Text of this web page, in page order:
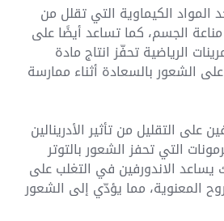
المواد الكيماوية التي تقلل من
مناعة الجسم، كما تساعد أيضًا على
الرياضية تحفّز انتاج مادة
الشعور بالسعادة أثناء ممارسة
على التقليل من تأثير الأدرينالين
التي تحفز الشعور بالتوتر
يساعد الاندورفين في التغلب على
المعنوية، مما يؤدّي إلى الشعور